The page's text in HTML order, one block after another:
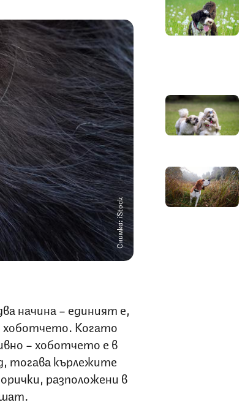
Снимка: iStock
начина – единият е,
хоботчето. Когато
– хоботчето е в
тогава кърлежите
разположени в